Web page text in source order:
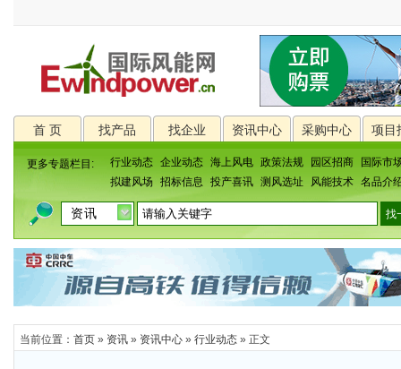
首 页 找产品 找企业 资讯中心 采购中心 项目
更多专题栏目: 行业动态 企业动态 海上风电 政策法规 园区招商
国际市
拟建风场
招标信息 投产喜讯 测风选址 风能技术 名品介
当前位置： 首页 » 资讯 » 资讯中心 » 行业动态 » 正文